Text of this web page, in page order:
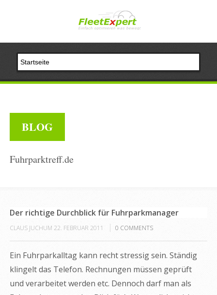
BLOG
Fuhrparktreff.de
Der richtige Durchblick für Fuhrparkmanager
CLAUS JUCHUM 22. FEBRUAR 2011 0 COMMENTS
Ein Fuhrparkalltag kann recht stressig sein. Ständig
klingelt das Telefon. Rechnungen müssen geprüft
und verarbeitet werden etc. Dennoch darf man als